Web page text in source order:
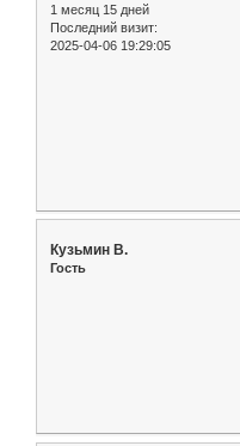
1 месяц 15 дней
Последний визит:
2025-04-06 19:29:05
Кузьмин В.
Гость